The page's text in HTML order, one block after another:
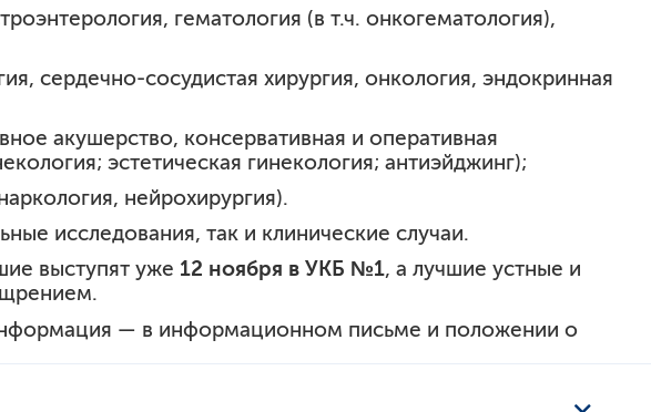
гематология (в т.ч. онкогематология),
сердечно-сосудистая хирургия, онкология, эндокринная
акушерство, консервативная и оперативная
эстетическая гинекология; антиэйджинг);
нейрохирургия).
исследования, так и клинические случаи.
выступят уже 12 ноября в УКБ №1, а лучшие устные и
— в информационном письме и положении о